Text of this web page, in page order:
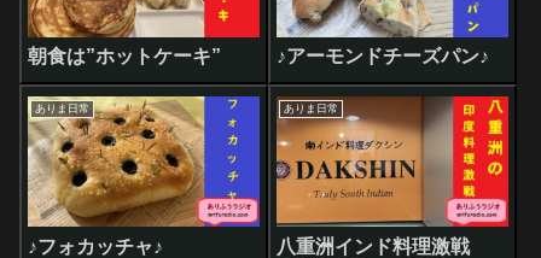
朝食は”ホットケーキ” ♪アーモンドチーズパン♪
ありま日常
♪フォカッチャ♪
ありま日常
八重洲インド料理激戦